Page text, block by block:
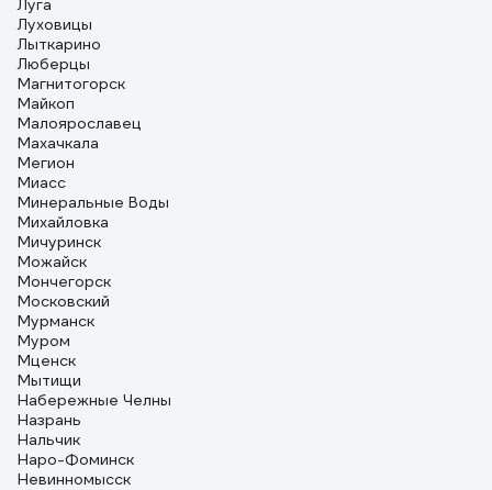
Луга
Луховицы
Лыткарино
Люберцы
Магнитогорск
Майкоп
Малоярославец
Махачкала
Мегион
Миасс
Минеральные Воды
Михайловка
Мичуринск
Можайск
Мончегорск
Московский
Мурманск
Муром
Мценск
Мытищи
Набережные Челны
Назрань
Нальчик
Наро-Фоминск
Невинномысск